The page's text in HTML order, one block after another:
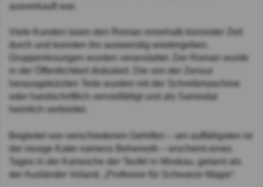
ausverkauft war.
Viele Kunden lasen den Roman innerhalb kürzester Zeit
durch und konnten ihn auswendig wiedergeben.
Gruppenlesungen wurden veranstaltet. Der Roman wurde
in der Öffentlichkeit diskutiert. Die von der Zensur
herausgekürzten Teile wurden mit der Schreibmaschine
oder handschriftlich vervielfältigt und als Samisdat
heimlich verbreitet.
Begleitet von verschiedenen Gehilfen – am auffälligsten ist
der riesige Kater namens Behemoth – erscheint eines
Tages in der Karwoche der Teufel in Moskau, getarnt als
der Ausländer Voland, „Professor für Schwarze Magie“.